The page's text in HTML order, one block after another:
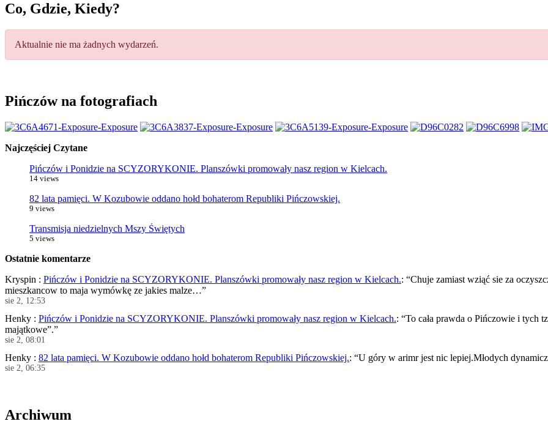
Co, Gdzie, Kiedy?
Aktualnie nie ma żadnych wydarzeń.
Pińczów na fotografiach
Najczęściej Czytane
Pińczów i Ponidzie na SCYZORYKONIE. Planszówki promowały nasz region w Kielcach.
14 views
82 lata pamięci. W Kozubowie oddano hołd bohaterom Republiki Pińczowskiej.
9 views
Transmisja niedzielnych Mszy Świętych
5 views
Ostatnie komentarze
Kryspin : Pińczów i Ponidzie na SCYZORYKONIE. Planszówki promowały nasz region w Kielcach.: “Chuje zamiast wziąć sie za
mieszkancow to maja wymówkę ze jakies malze…”
sie 2, 12:53
Henky : Pińczów i Ponidzie na SCYZORYKONIE. Planszówki promowały nasz region w Kielcach.: “To cała prawda o Pińczowie i tych
majątkowe”.”
sie 2, 08:01
Henky : 82 lata pamięci. W Kozubowie oddano hołd bohaterom Republiki Pińczowskiej.: “U góry w arimr jest nic lepiej.Młodych
sie 2, 06:35
Archiwum